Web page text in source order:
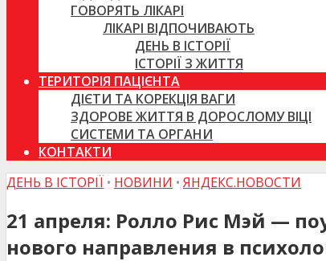
ГОВОРЯТЬ ЛІКАРІ
ЛІКАРІ ВІДПОЧИВАЮТЬ
ДЕНЬ В ІСТОРІЇ
ІСТОРІЇ З ЖИТТЯ
ТЕРИТОРІЯ ПАЦІЄНТА
ДІЄТИ ТА КОРЕКЦІЯ ВАГИ
ЗДОРОВЕ ЖИТТЯ В ДОРОСЛОМУ ВІЦІ
СИСТЕМИ ТА ОРГАНИ
КОНТАКТИ
ДЕНЬ В ІСТОРІЇ • НОВИНИ • ЯНДЕКС.НОВОСТИ
21 апреля: Ролло Рис Мэй —
нового направления в